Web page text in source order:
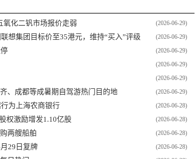
(2026-06-29)
氧化二钒市场报价走弱
(2026-06-29)
想集团目标价至35港元，维持“买入”评级
(2026-06-29)
(2026-06-29)
(2026-06-29)
(2026-06-29)
、成都等成暑期自驾游热门目的地
(2026-06-28)
为上海农商银行
(2026-06-28)
权激励增发1.10亿股
(2026-06-28)
两艘船舶
(2026-06-28)
29日复牌